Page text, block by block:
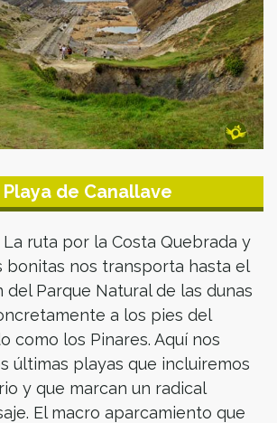
Playa de Canallave
La ruta por la Costa Quebrada y
bonitas nos transporta hasta el
del Parque Natural de las dunas
a los pies del
como los Pinares. Aquí nos
últimas playas que incluiremos
y que marcan un radical
El macro aparcamiento que